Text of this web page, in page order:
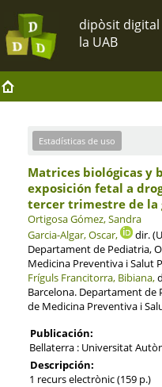
Estadísticas de uso
Matrices biológicas y
exposición fetal a
tercer trimestre de la
Ortigosa Gómez, Sandra
Garcia-Algar, Oscar,
dir.
Departament de Pediatria,
Medicina Preventiva i Salut
Fríguls Francitorra, Bibiana,
Barcelona. Departament de
de Medicina Preventiva i
Publicación:
Bellaterra : Universitat
Descripción:
1 recurs electrònic (159 p.)